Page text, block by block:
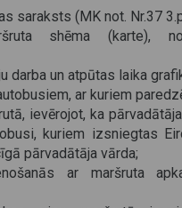
saraksts (MK not. Nr.37
shēma (karte),
darba un atpūtas laika
ar kuriem
ievērojot, ka
kuriem izsniegtas
pārvadātāja vārda;
ar maršruta